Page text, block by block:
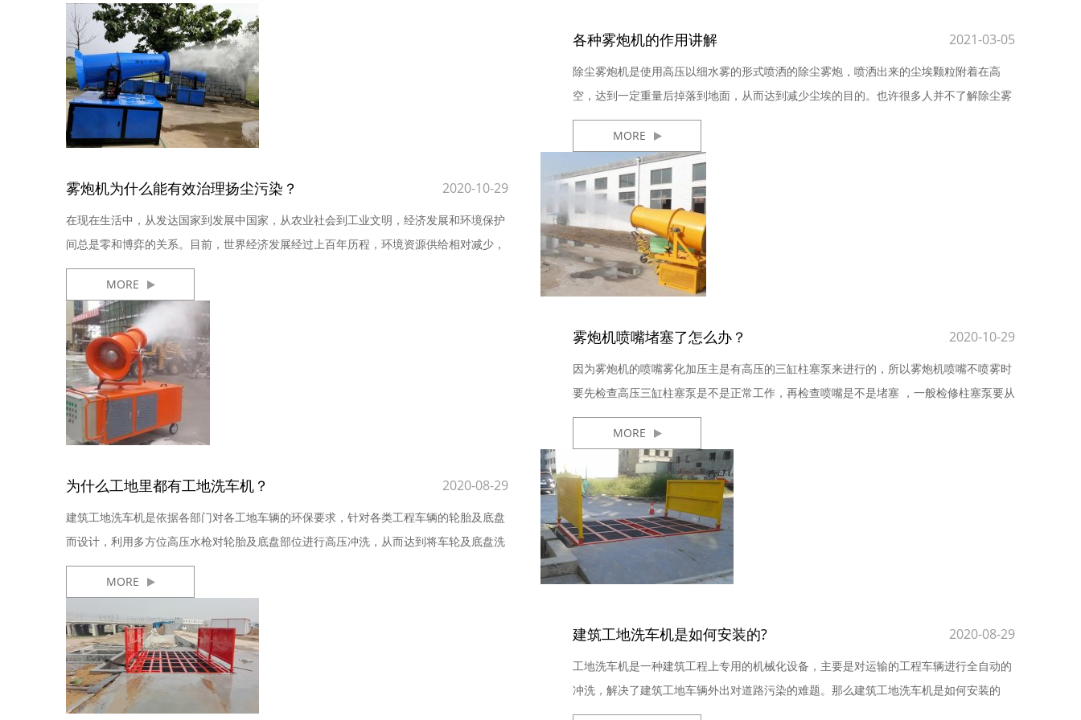
各种雾炮机的作用讲解 2021-03-05
除尘雾炮机是使用高压以细水雾的形式喷洒的除尘雾炮，喷洒出来的尘埃颗粒附着在高
空，达到一定重量后掉落到地面，从而达到减少尘埃的目的。也许很多人并不了解除尘雾
炮机，下...
MORE
雾炮机为什么能有效治理扬尘污染？ 2020-10-29
在现在生活中，从发达国家到发展中国家，从农业社会到工业文明，经济发展和环境保护
间总是零和博弈的关系。目前，世界经济发展经过上百年历程，环境资源供给相对减少，
而对其...
MORE
雾炮机喷嘴堵塞了怎么办？ 2020-10-29
因为雾炮机的喷嘴雾化加压主是有高压的三缸柱塞泵来进行的，所以雾炮机喷嘴不喷雾时
要先检查高压三缸柱塞泵是不是正常工作，再检查喷嘴是不是堵塞 ，一般检修柱塞泵要从
以下几...
MORE
为什么工地里都有工地洗车机？ 2020-08-29
建筑工地洗车机是依据各部门对各工地车辆的环保要求，针对各类工程车辆的轮胎及底盘
而设计，利用多方位高压水枪对轮胎及底盘部位进行高压冲洗，从而达到将车轮及底盘洗
净的效...
MORE
建筑工地洗车机是如何安装的? 2020-08-29
工地洗车机是一种建筑工程上专用的机械化设备，主要是对运输的工程车辆进行全自动的
冲洗，解决了建筑工地车辆外出对道路污染的难题。那么建筑工地洗车机是如何安装的
呢?小编为...